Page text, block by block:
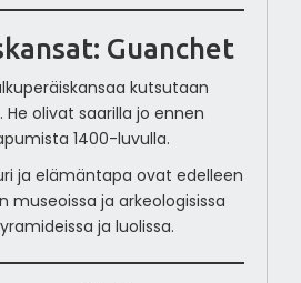
Guanchet
kutsutaan
olivat saarilla jo ennen
1400-luvulla.
ja elämäntapa ovat edelleen
museoissa ja arkeologisissa
ja luolissa.